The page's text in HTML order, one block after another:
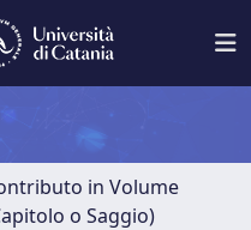
in Volume
o Saggio)